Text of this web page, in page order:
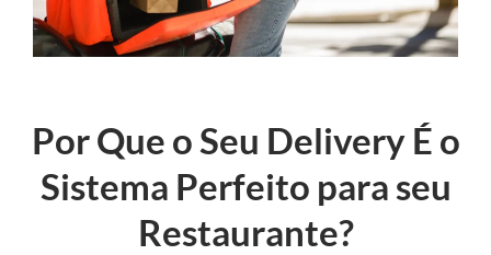
Por Que o Seu Delivery É o
Sistema Perfeito para seu
Restaurante?